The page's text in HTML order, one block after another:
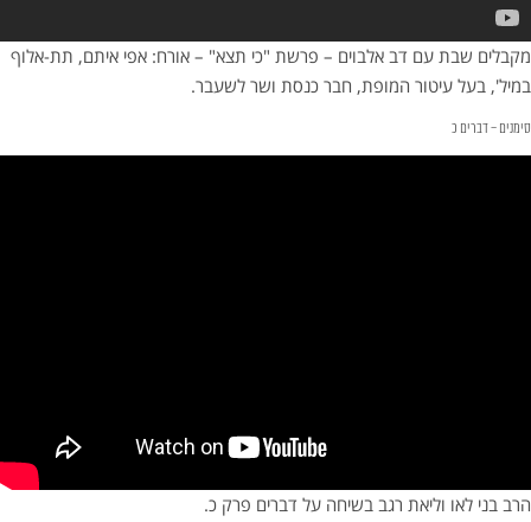
מקבלים שבת עם דב אלבוים – פרשת "כי תצא" – אורח: אפי איתם, תת-אלוף
במיל', בעל עיטור המופת, חבר כנסת ושר לשעבר.
סימנים – דברים כ
הרב בני לאו וליאת רגב בשיחה על דברים פרק כ.